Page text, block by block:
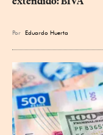
Por Eduardo Huerta